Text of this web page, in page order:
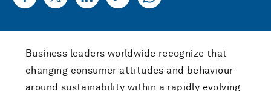
Business leaders worldwide recognize that
changing consumer attitudes and behaviour
around sustainability within a rapidly evolving